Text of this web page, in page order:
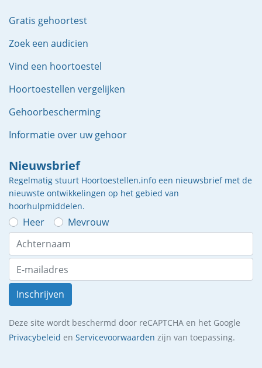
Gratis gehoortest
Zoek een audicien
Vind een hoortoestel
Hoortoestellen vergelijken
Gehoorbescherming
Informatie over uw gehoor
Nieuwsbrief
Regelmatig stuurt Hoortoestellen.info een nieuwsbrief met de
nieuwste ontwikkelingen op het gebied van
hoorhulpmiddelen.
Heer Mevrouw
Inschrijven
Deze site wordt beschermd door reCAPTCHA en het Google
Privacybeleid en Servicevoorwaarden zijn van toepassing.